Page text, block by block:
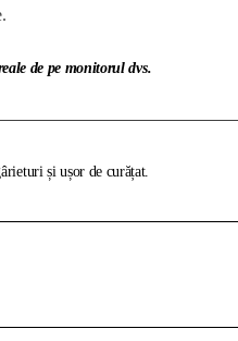
de pe monitorul dvs.
și ușor de curățat.